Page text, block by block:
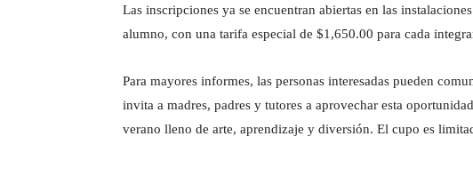
Las inscripciones ya se encuentran abiertas en las
alumno, con una tarifa especial de $1,650.00 para cada
Para mayores informes, las personas interesadas pueden
invita a madres, padres y tutores a aprovechar esta
verano lleno de arte, aprendizaje y diversión. El cupo es